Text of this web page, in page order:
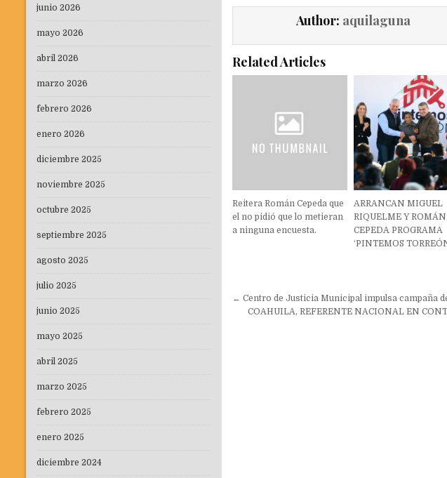
Author: aquilaguna
Related Articles
Reitera Román Cepeda que
el no pidió que lo metieran
a ninguna encuesta.
ARRANCAN MIGUEL
RIQUELME Y ROMÁN
CEPEDA PROGRAMA
‘PINTEMOS
Navegación
de
← Centro de Justicia Municipal impulsa campaña
COAHUILA, REFERENTE NACIONAL EN
junio 2026
mayo 2026
abril 2026
marzo 2026
febrero 2026
enero 2026
diciembre 2025
noviembre 2025
octubre 2025
septiembre 2025
agosto 2025
julio 2025
junio 2025
mayo 2025
abril 2025
marzo 2025
febrero 2025
enero 2025
diciembre 2024